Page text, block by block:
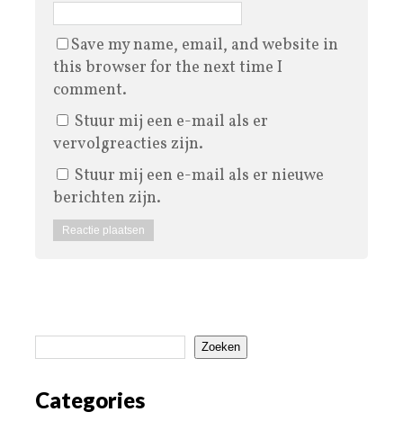
Save my name, email, and website in
this browser for the next time I
comment.
Stuur mij een e-mail als er
vervolgreacties zijn.
Stuur mij een e-mail als er nieuwe
berichten zijn.
Zoeken
Categories